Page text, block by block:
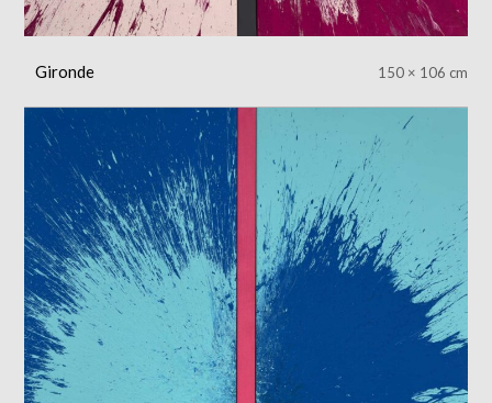
Gironde 150 × 106 cm